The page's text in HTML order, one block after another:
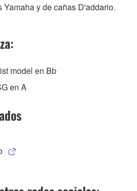
Yamaha y de cañas D'addario.
model en Bb
en A